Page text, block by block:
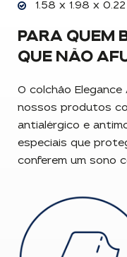
1.58 x 1.98 x 0.22
PARA QUEM
QUE NÃO
O colchão Elegance
nossos produtos
antialérgico e
especiais que
conferem um sono